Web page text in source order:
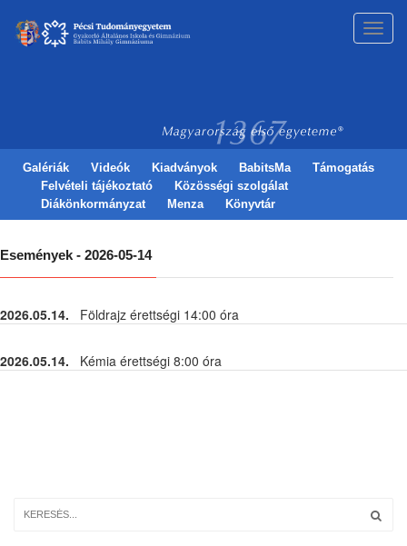
Galériák Videók Kiadványok BabitsMa
Támogatás
Felvételi tájékoztató
Közösségi szolgálat
Diákönkormányzat
Menza Könyvtár
Események - 2026-05-14
2026.05.14. Földrajz érettségi 14:00 óra
2026.05.14. Kémia érettségi 8:00 óra